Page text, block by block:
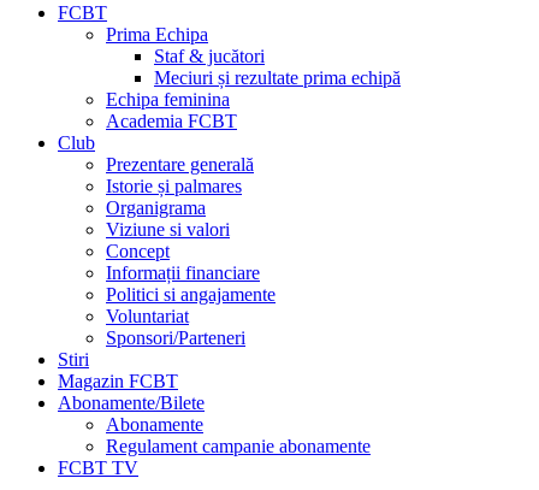
FCBT
Prima Echipa
Staf & jucători
Meciuri și rezultate prima echipă
Echipa feminina
Academia FCBT
Club
Prezentare generală
Istorie și palmares
Organigrama
Viziune si valori
Concept
Informații financiare
Politici si angajamente
Voluntariat
Sponsori/Parteneri
Stiri
Magazin FCBT
Abonamente/Bilete
Abonamente
Regulament campanie abonamente
FCBT TV